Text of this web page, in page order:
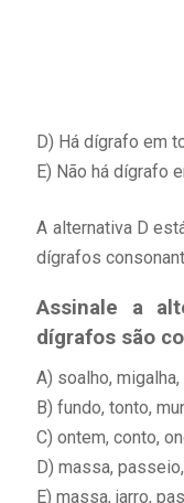
D) Há dígrafo em
E) Não há dígrafo
A alternativa D
dígrafos
Assinale a
dígrafos são
A) soalho,
B) fundo, tonto,
C) ontem, conto,
D) massa,
E) massa, jarro,